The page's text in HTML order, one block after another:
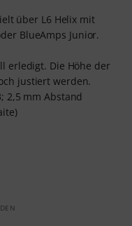
über L6 Helix mit
BlueAmps Junior.
erledigt. Die Höhe der
justiert werden.
2,5 mm Abstand